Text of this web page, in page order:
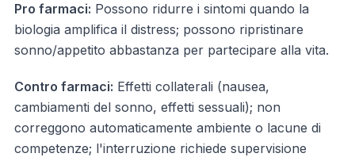
Pro farmaci: Possono ridurre i sintomi quando la
biologia amplifica il distress; possono ripristinare
sonno/appetito abbastanza per partecipare alla vita.
Contro farmaci: Effetti collaterali (nausea,
cambiamenti del sonno, effetti sessuali); non
correggono automaticamente ambiente o lacune di
competenze; l'interruzione richiede supervisione